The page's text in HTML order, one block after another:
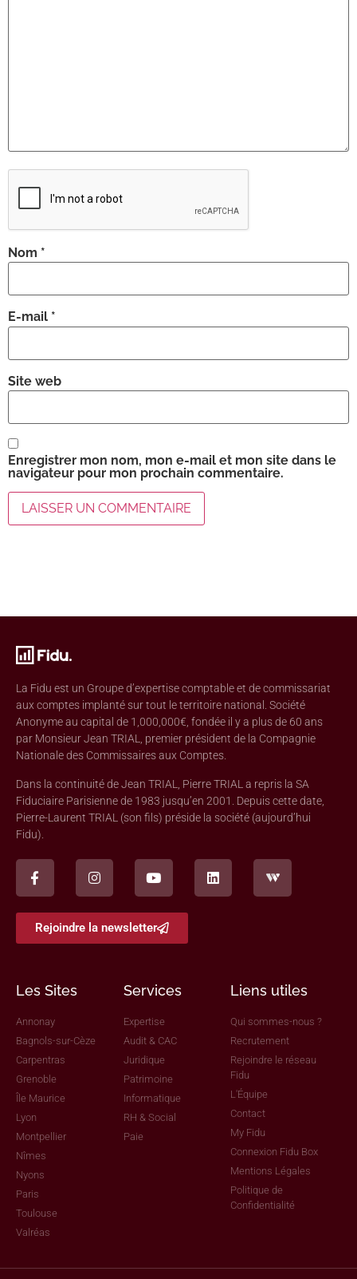
Nom *
E-mail *
Site web
Enregistrer mon nom, mon e-mail et mon site dans le
navigateur pour mon prochain commentaire.
La Fidu est un Groupe d’expertise comptable et de commissariat
aux comptes implanté sur tout le territoire national. Société
Anonyme au capital de 1,000,000€, fondée il y a plus de 60 ans
par Monsieur Jean TRIAL, premier président de la Compagnie
Nationale des Commissaires aux Comptes.
Dans la continuité de Jean TRIAL, Pierre TRIAL a repris la SA
Fiduciaire Parisienne de 1983 jusqu’en 2001. Depuis cette date,
Pierre-Laurent TRIAL (son fils) préside la société (aujourd’hui
Fidu).
Rejoindre la newsletter
Les Sites
Annonay
Bagnols-sur-Cèze
Carpentras
Grenoble
Île Maurice
Lyon
Montpellier
Nîmes
Nyons
Paris
Toulouse
Valréas
Services
Expertise
Audit & CAC
Juridique
Patrimoine
Informatique
RH & Social
Paie
Liens utiles
Qui sommes-nous ?
Recrutement
Rejoindre le réseau
Fidu
L'Équipe
Contact
My Fidu
Connexion Fidu Box
Mentions Légales
Politique de
Confidentialité